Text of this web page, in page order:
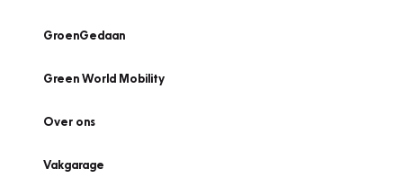
GroenGedaan
Green World Mobility
Over ons
Vakgarage